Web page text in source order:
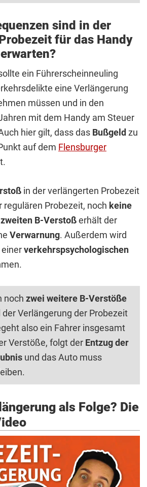
sind in der
für das Handy
ein Führerscheinneuling
eine Verlängerung
müssen und in den
mit dem Handy am Steuer
hier gilt, dass das Bußgeld zu
auf dem Flensburger
in der verlängerten Probezeit
regulären Probezeit, noch keine
zweiten B-Verstoßerhält der
Verwarnung. Außerdem wird
verkehrspsychologischen
noch zwei weitere B-Verstöße
Verlängerung der Probezeit
also ein Fahrer insgesamt
Verstöße, folgt der Entzug der
und das Auto muss
als Folge? Die